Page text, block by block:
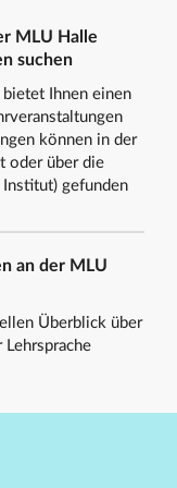
MLU Halle
suchen
bietet Ihnen einen
können in der
oder über die
Institut) gefunden
an der MLU
Überblick über
Lehrsprache